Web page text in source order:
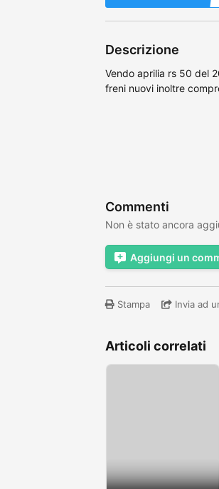
Descrizione
Vendo aprilia rs 50 del
freni nuovi inoltre
Commenti
Non è stato ancora
Aggiungi un
Stampa Invia ad
Articoli correlati